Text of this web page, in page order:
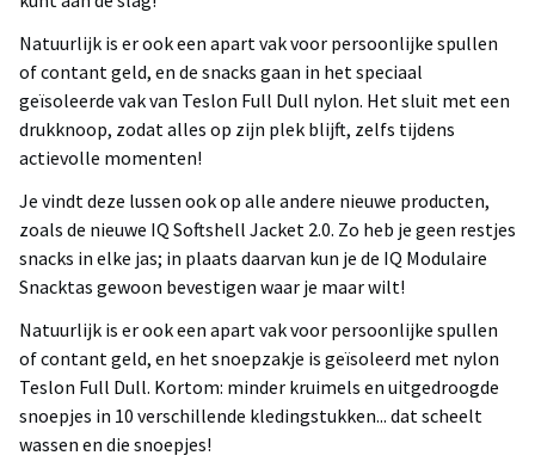
Natuurlijk is er ook een apart vak voor persoonlijke spullen
of contant geld, en de snacks gaan in het speciaal
geïsoleerde vak van Teslon Full Dull nylon. Het sluit met een
drukknoop, zodat alles op zijn plek blijft, zelfs tijdens
actievolle momenten!
Je vindt deze lussen ook op alle andere nieuwe producten,
zoals de nieuwe IQ Softshell Jacket 2.0. Zo heb je geen restjes
snacks in elke jas; in plaats daarvan kun je de IQ Modulaire
Snacktas gewoon bevestigen waar je maar wilt!
Natuurlijk is er ook een apart vak voor persoonlijke spullen
of contant geld, en het snoepzakje is geïsoleerd met nylon
Teslon Full Dull. Kortom: minder kruimels en uitgedroogde
snoepjes in 10 verschillende kledingstukken... dat scheelt
wassen en die snoepjes!